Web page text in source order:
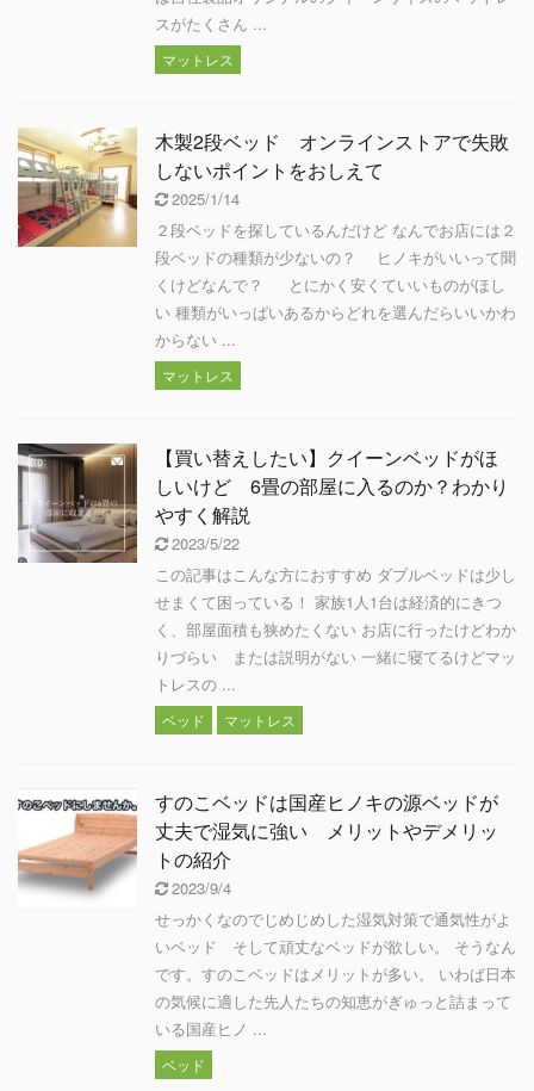
スがたくさん ...
マットレス
木製2段ベッド オンラインストアで失敗
しないポイントをおしえて
2025/1/14
２段ベッドを探しているんだけど なんでお店には２
段ベッドの種類が少ないの？ ヒノキがいいって聞
くけどなんで？ とにかく安くていいものがほし
い 種類がいっぱいあるからどれを選んだらいいかわ
からない ...
マットレス
【買い替えしたい】クイーンベッドがほ
しいけど 6畳の部屋に入るのか？わかり
やすく解説
2023/5/22
この記事はこんな方におすすめ ダブルベッドは少し
せまくて困っている！ 家族1人1台は経済的にきつ
く、部屋面積も狭めたくない お店に行ったけどわか
りづらい または説明がない 一緒に寝てるけどマッ
トレスの ...
ベッド マットレス
すのこベッドは国産ヒノキの源ベッドが
丈夫で湿気に強い メリットやデメリッ
トの紹介
2023/9/4
せっかくなのでじめじめした湿気対策で通気性がよ
いベッド そして頑丈なベッドが欲しい。 そうなん
です。すのこベッドはメリットが多い。 いわば日本
の気候に適した先人たちの知恵がぎゅっと詰まって
いる国産ヒノ ...
ベッド